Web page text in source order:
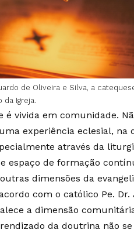
de Oliveira e Silva, a
Igreja.
é vivida em comunidade.
experiência eclesial, na
através da
espaço de formação
dimensões da
com o católico Pe. Dr.
a dimensão
da doutrina não